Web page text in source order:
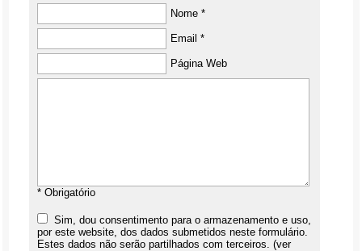
Nome *
Email *
Página Web
* Obrigatório
Sim, dou consentimento para o armazenamento e uso,
por este website, dos dados submetidos neste formulário.
Estes dados não serão partilhados com terceiros. (ver